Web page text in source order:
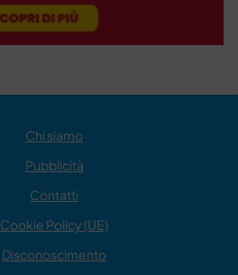
Chi siamo
Pubblicità
Contatti
Cookie Policy (UE)
Disconoscimento